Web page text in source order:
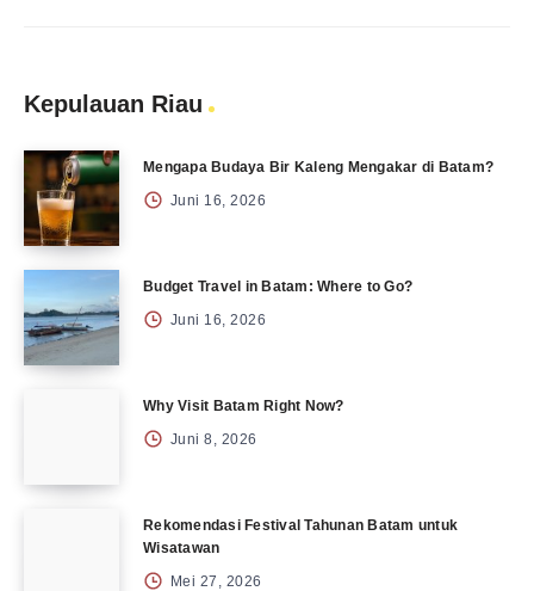
Kepulauan Riau
Mengapa Budaya Bir Kaleng Mengakar di Batam?
Juni 16, 2026
Budget Travel in Batam: Where to Go?
Juni 16, 2026
Why Visit Batam Right Now?
Juni 8, 2026
Rekomendasi Festival Tahunan Batam untuk
Wisatawan
Mei 27, 2026